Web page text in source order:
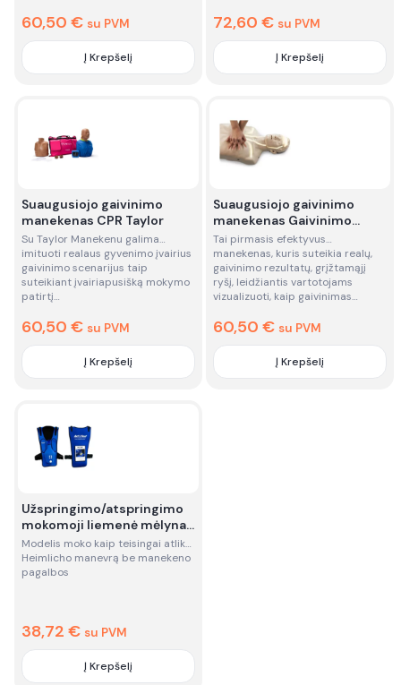
60,50 € su PVM
Quantity Į Krepšelį
72,60 € su PVM
Quantity Į Krepšelį
Suaugusiojo gaivinimo
manekenas CPR Taylor
Su Taylor Manekenu galima
imituoti realaus gyvenimo įvairius
gaivinimo scenarijus taip
suteikiant įvairiapusišką mokymo
patirtį…
60,50 € su PVM
Quantity Į Krepšelį
Suaugusiojo gaivinimo
manekenas Gaivinimo
manekenas "Brayden" su
apšvietimu - nuoma
Tai pirmasis efektyvus
manekenas, kuris suteikia realų,
gaivinimo rezultatų, grįžtamąjį
ryšį, leidžiantis vartotojams
vizualizuoti, kaip gaivinimas…
60,50 € su PVM
Quantity Į Krepšelį
Užspringimo/atspringimo
mokomoji liemenė mėlyna
- nuoma
Modelis moko kaip teisingai atlikti
Heimlicho manevrą be manekeno
pagalbos
38,72 € su PVM
Quantity Į Krepšelį